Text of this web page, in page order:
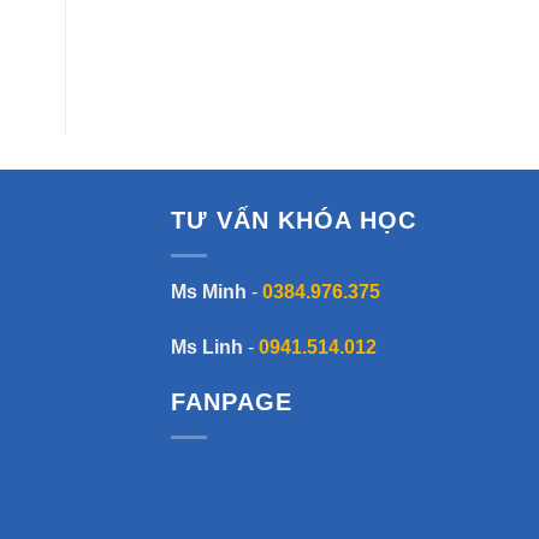
TƯ VẤN KHÓA HỌC
Ms Minh - 0384.976.375
Ms Linh - 0941.514.012
FANPAGE